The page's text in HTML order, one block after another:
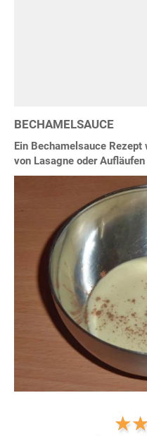
BECHAMELSAUCE
Ein Bechamelsauce
von Lasagne oder